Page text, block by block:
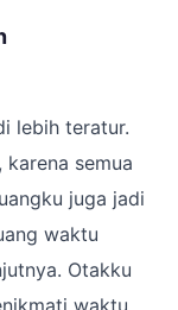
lebih teratur.
semua
juga jadi
waktu
Otakku
waktu